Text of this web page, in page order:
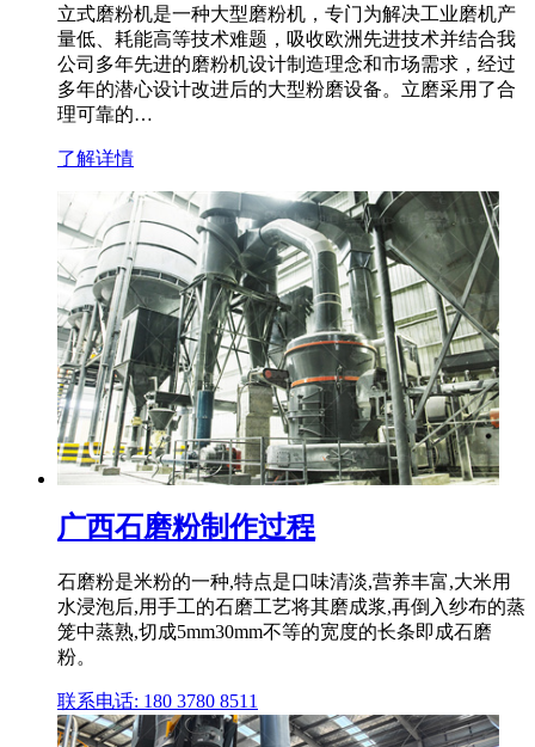
立式磨粉机是一种大型磨粉机，专门为解决工业磨机产
量低、耗能高等技术难题，吸收欧洲先进技术并结合我
公司多年先进的磨粉机设计制造理念和市场需求，经过
多年的潜心设计改进后的大型粉磨设备。立磨采用了合
理可靠的…
了解详情
广西石磨粉制作过程
石磨粉是米粉的一种,特点是口味清淡,营养丰富,大米用
水浸泡后,用手工的石磨工艺将其磨成浆,再倒入纱布的蒸
笼中蒸熟,切成5mm30mm不等的宽度的长条即成石磨
粉。
联系电话: 180 3780 8511